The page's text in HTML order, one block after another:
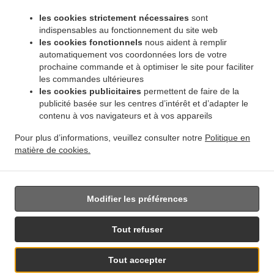
les cookies strictement nécessaires sont
indispensables au fonctionnement du site web
les cookies fonctionnels nous aident à remplir
automatiquement vos coordonnées lors de votre
prochaine commande et à optimiser le site pour faciliter
les commandes ultérieures
les cookies publicitaires permettent de faire de la
publicité basée sur les centres d’intérêt et d’adapter le
contenu à vos navigateurs et à vos appareils
Pour plus d’informations, veuillez consulter notre Politique en
matière de cookies.
Tout accepter
Tout refuser
Modifier les préférences
.
cuisinés African Food Winnipeg River Park South Livraison de plats cuisinés African
Food Winnipeg Powerview . Livraison de plats cuisinés African Food Winnipeg
Middlechurch . Livraison de plats cuisinés African Food Winnipeg Vermette . Livraison de
.
Livraison de plats cuisinés African Food East Saint Paul Ki l- Cona Park Livraison
de plats cuisinés African Food East Saint Paul . Livraison de plats cuisinés African Food
cuisinés African Food Traverse Bay